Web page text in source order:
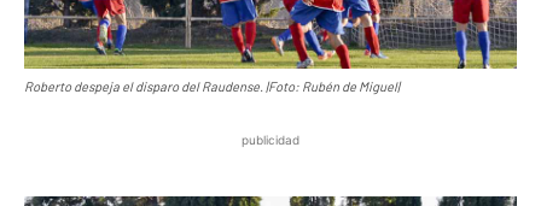
Roberto despeja el disparo del Raudense. |Foto: Rubén de Miguel|
publicidad